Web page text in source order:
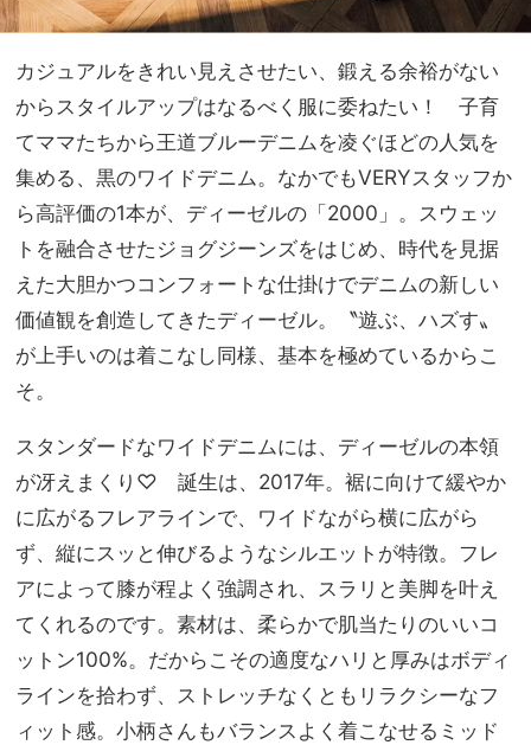
カジュアルをきれい見えさせたい、鍛える余裕がない
からスタイルアップはなるべく服に委ねたい！ 子育
てママたちから王道ブルーデニムを凌ぐほどの人気を
集める、黒のワイドデニム。なかでもVERYスタッフか
ら高評価の1本が、ディーゼルの「2000」。スウェッ
トを融合させたジョグジーンズをはじめ、時代を見据
えた大胆かつコンフォートな仕掛けでデニムの新しい
価値観を創造してきたディーゼル。〝遊ぶ、ハズす〟
が上手いのは着こなし同様、基本を極めているからこ
そ。
スタンダードなワイドデニムには、ディーゼルの本領
が冴えまくり♡ 誕生は、2017年。裾に向けて緩やか
に広がるフレアラインで、ワイドながら横に広がら
ず、縦にスッと伸びるようなシルエットが特徴。フレ
アによって膝が程よく強調され、スラリと美脚を叶え
てくれるのです。素材は、柔らかで肌当たりのいいコ
ットン100%。だからこその適度なハリと厚みはボディ
ラインを拾わず、ストレッチなくともリラクシーなフ
ィット感。小柄さんもバランスよく着こなせるミッド